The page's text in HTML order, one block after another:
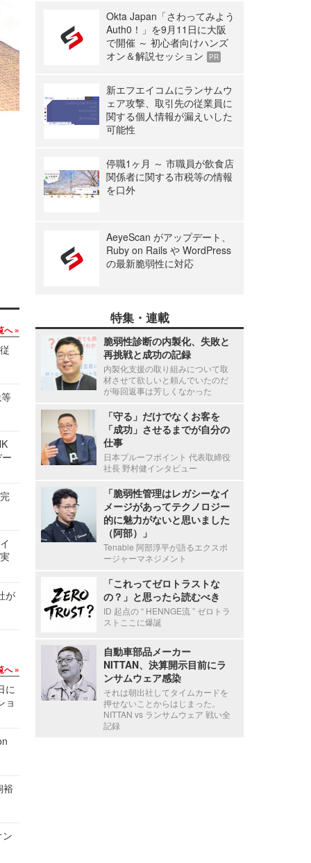
へ
が
へ
に
ョ
裕
Okta Japan「さわってみよう
Auth0！」を9月11日に大阪
で開催 ～ 初心者向けハンズ
オン＆解説セッション
PR
新エフエイコムにランサムウ
ェア攻撃、取引先の従業員に
関する個人情報が漏えいした
可能性
停職1ヶ月 ～ 市職員が飲食店
関係者に関する市税等の情報
を口外
AeyeScan がアップデート、
Ruby on Rails や WordPress
の最新脆弱性に対応
特集・連載
脆弱性診断の内製化、失敗と
再挑戦と成功の記録
内製化支援の取り組みについて取
材させて欲しいと頼んでいたのだ
が毎回返事は芳しくなかった
「守る」だけでなくお客を
「成功」させるまでが自分の
仕事
日本プルーフポイント 代表取締役
社長 野村健インタビュー
「脆弱性管理はレガシーなイ
メージがあってテクノロジー
的に魅力がないと思いました
（阿部）」
Tenable 阿部淳平が語るエクスポ
ージャーマネジメント
「これってゼロトラストな
の？」と思ったら読むべき
ID 起点の “ HENNGE流 ” ゼロトラ
ストここに爆誕
自動車部品メーカー
NITTAN、決算開示目前にラ
ンサムウェア感染
それは朝出社してタイムカードを
押せないことからはじまった。
NITTAN vs ランサムウェア 戦い全
記録